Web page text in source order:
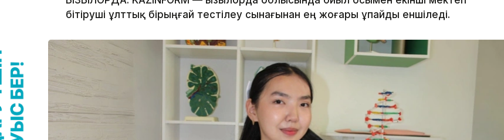
бітіруші ұлттық бірыңғай тестілеу сынағынан ең жоғары ұпайды еншіледі.